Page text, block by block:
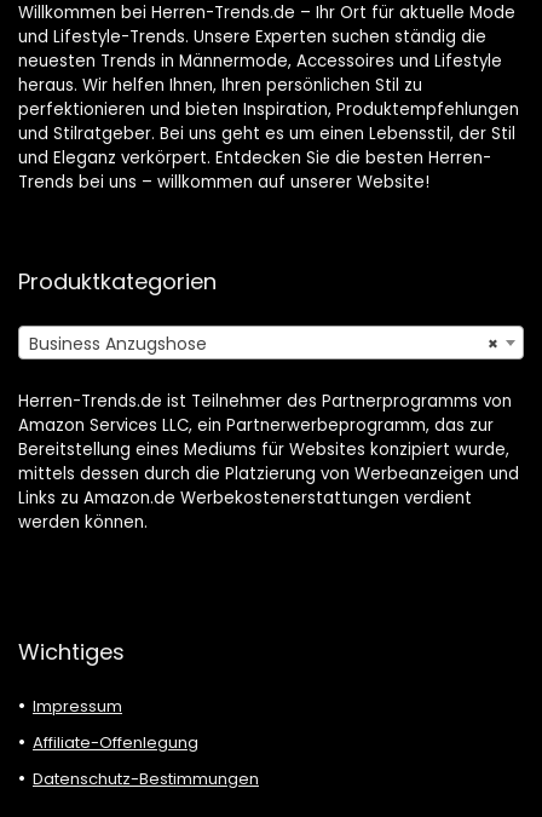
Willkommen bei Herren-Trends.de – Ihr Ort für aktuelle Mode
und Lifestyle-Trends. Unsere Experten suchen ständig die
neuesten Trends in Männermode, Accessoires und Lifestyle
heraus. Wir helfen Ihnen, Ihren persönlichen Stil zu
perfektionieren und bieten Inspiration, Produktempfehlungen
und Stilratgeber. Bei uns geht es um einen Lebensstil, der Stil
und Eleganz verkörpert. Entdecken Sie die besten Herren-
Trends bei uns – willkommen auf unserer Website!
Produktkategorien
×
Business Anzugshose
Herren-Trends.de ist Teilnehmer des Partnerprogramms von
Amazon Services LLC, ein Partnerwerbeprogramm, das zur
Bereitstellung eines Mediums für Websites konzipiert wurde,
mittels dessen durch die Platzierung von Werbeanzeigen und
Links zu Amazon.de Werbekostenerstattungen verdient
werden können.
Wichtiges
Impressum
Affiliate-Offenlegung
Datenschutz-Bestimmungen